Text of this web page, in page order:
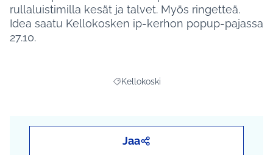
rullaluistimilla kesät ja talvet. Myös ringetteä.
Idea saatu Kellokosken ip-kerhon popup-pajassa
27.10.
Rajaa tulokset aihepiirin mukaan:
Kellokoski
Jaa